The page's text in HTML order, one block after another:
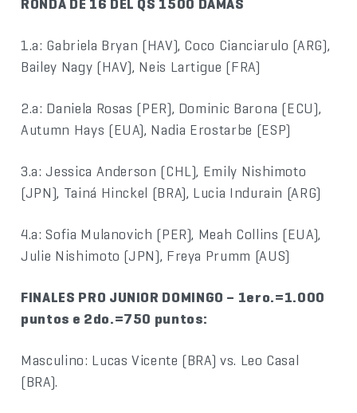
RONDA DE 16 DEL QS 1500 DAMAS
1.a: Gabriela Bryan (HAV), Coco Cianciarulo (ARG),
Bailey Nagy (HAV), Neis Lartigue (FRA)
2.a: Daniela Rosas (PER), Dominic Barona (ECU),
Autumn Hays (EUA), Nadia Erostarbe (ESP)
3.a: Jessica Anderson (CHL), Emily Nishimoto
(JPN), Tainá Hinckel (BRA), Lucia Indurain (ARG)
4.a: Sofia Mulanovich (PER), Meah Collins (EUA),
Julie Nishimoto (JPN), Freya Prumm (AUS)
FINALES PRO JUNIOR DOMINGO – 1ero.=1.000
puntos e 2do.=750 puntos:
Masculino: Lucas Vicente (BRA) vs. Leo Casal
(BRA).